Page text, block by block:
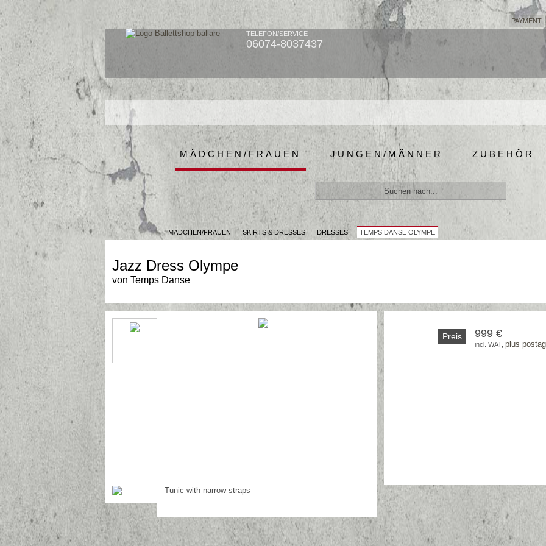
PAYMENT
TELEFON/SERVICE
06074-8037437
MÄDCHEN/FRAUEN JUNGEN/MÄNNER ZUBEHÖR
MÄDCHEN/FRAUEN SKIRTS & DRESSES DRESSES TEMPS DANSE OLYMPE
Jazz Dress Olympe
von Temps Danse
Tunic with narrow straps
Preis 999 €
incl. WAT, plus